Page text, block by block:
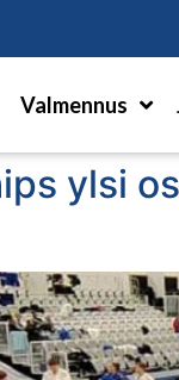
Valmennus
ylsi